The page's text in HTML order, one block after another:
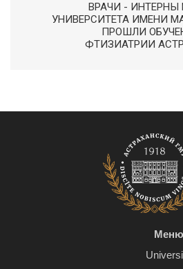
ВРАЧИ -
УНИВЕРСИТЕТА ИМЕНИ
ПРОШЛИ
ФТИЗИАТРИИ
Меню